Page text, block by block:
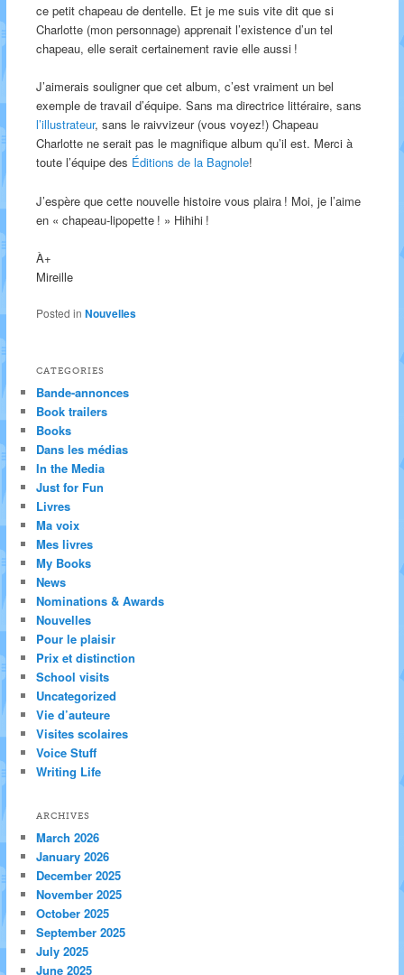
ce petit chapeau de dentelle. Et je me suis vite dit que si
Charlotte (mon personnage) apprenait l’existence d’un tel
chapeau, elle serait certainement ravie elle aussi !
J’aimerais souligner que cet album, c’est vraiment un bel
exemple de travail d’équipe. Sans ma directrice littéraire, sans
l’illustrateur, sans le raivvizeur (vous voyez!) Chapeau
Charlotte ne serait pas le magnifique album qu’il est. Merci à
toute l’équipe des Éditions de la Bagnole!
J’espère que cette nouvelle histoire vous plaira ! Moi, je l’aime
en « chapeau-lipopette ! » Hihihi !
À+
Mireille
Posted in Nouvelles
CATEGORIES
Bande-annonces
Book trailers
Books
Dans les médias
In the Media
Just for Fun
Livres
Ma voix
Mes livres
My Books
News
Nominations & Awards
Nouvelles
Pour le plaisir
Prix et distinction
School visits
Uncategorized
Vie d’auteure
Visites scolaires
Voice Stuff
Writing Life
ARCHIVES
March 2026
January 2026
December 2025
November 2025
October 2025
September 2025
July 2025
June 2025